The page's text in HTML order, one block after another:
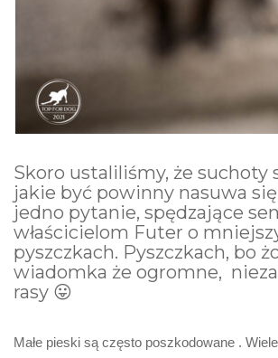
Skoro ustaliliśmy, że suchoty
jakie być powinny nasuwa
jedno pytanie, spędzające
właścicielom Futer o
pyszczkach. Pyszczkach, bo
wiadomka że ogromne,
rasy 😛
Małe pieski są często poszkodowane .